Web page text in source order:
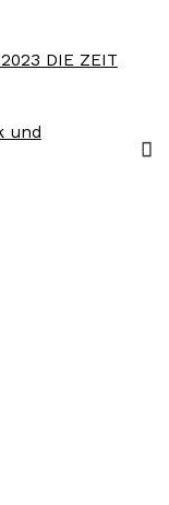
DIE ZEIT
und